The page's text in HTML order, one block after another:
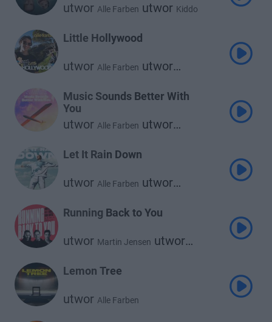
utwor Alle Farben utwor Kiddo
Little Hollywood
utwor Alle Farben utwor
Music Sounds Better With
You
utwor Alle Farben utwor
Let It Rain Down
utwor Alle Farben utwor
Running Back to You
utwor Martin Jensen utwor
Lemon Tree
utwor Alle Farben